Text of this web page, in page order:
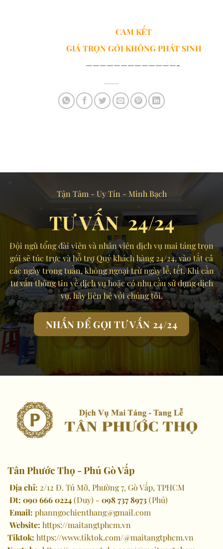
CAM KẾT
GIÁ TRỌN GÓIKHÔNG PHÁT SINH
—————————————-
Tận Tâm - Uy Tín - Minh Bạch
TƯ VẤN 24/24
Đội ngũ tổng đài viên và nhân viên dịch vụ mai táng trọn
gói sẽ túc trực và hỗ trợ Quý khách hàng 24/24, vào tất cả
các ngày trong tuần, không ngoại trừ ngày lễ, tết. Khi cần
tư vấn thông tin về dịch vụ hoặc có nhu cầu sử dụng dịch
vụ, hãy liên hệ với chúng tôi.
NHẤN ĐỂ GỌI TƯ VẤN 24/24
Tân Phước Thọ - Phú Gò Vấp
Địa chỉ: 2/12 Đ. Tú Mỡ, Phường 7, Gò Vấp, TPHCM
Đt: 090 666 0224(Duy) - 098 737 8973(Phú)
Email: phanngochienthang@gmail.com
Website: https://maitangtphcm.vn
Tiktok: https://www.tiktok.com/@maitangtphcm.vn